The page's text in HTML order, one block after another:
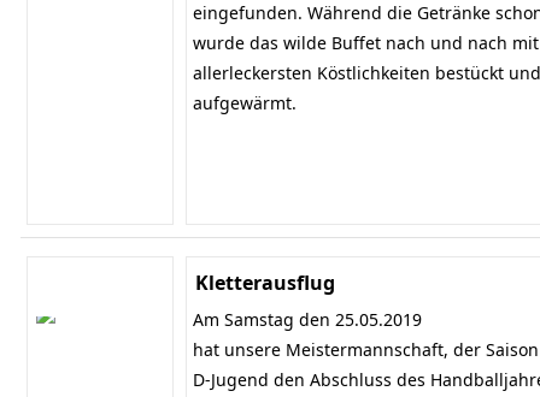
eingefunden. Während die Getränke
wurde das wilde Buffet nach und nach
allerleckersten Köstlichkeiten bestückt
aufgewärmt.
Kletterausflug
Am Samstag den 25.05.2019
hat unsere Meistermannschaft, der
D-Jugend den Abschluss des